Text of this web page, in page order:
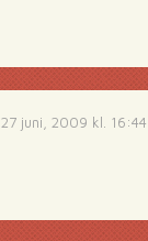
27 juni, 2009 kl. 16:44